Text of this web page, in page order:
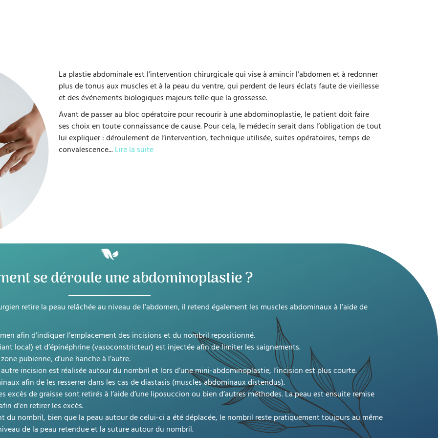
La plastie abdominale est l’intervention chirurgicale qui vise à amincir l’abdomen et à redonner
plus de tonus aux muscles et à la peau du ventre, qui perdent de leurs éclats faute de vieillesse
et des événements biologiques majeurs telle que la grossesse.
Avant de passer au bloc opératoire pour recourir à une abdominoplastie, le patient doit faire
ses choix en toute connaissance de cause. Pour cela, le médecin serait dans l’obligation de tout
lui expliquer : déroulement de l’intervention, technique utilisée, suites opératoires, temps de
convalescence... Lire la suite
se déroule une abdominoplastie ?
retire la peau relâchée au niveau de l’abdomen, il retend également les muscles abdominaux à l’aide de
afin d’indiquer l’emplacement des incisions et du nombril repositionné.
local) et d’épinéphrine (vasoconstricteur) est injectée afin de limiter les saignements.
pubienne, d’une hanche à l’autre.
incision est réalisée autour du nombril et lors d’une mini-abdominoplastie, l’incision est plus courte.
afin de les resserrer dans les cas de diastasis (muscles abdominaux distendus).
excès de graisse sont retirés à l’aide d’une liposuccion ou bien d’autres méthodes. La peau est ensuite remise
d’en retirer les excès.
du nombril, bien que la peau autour de celui-ci a été déplacée, le nombril reste pratiquement toujours au même
de la peau retendue et la suture autour du nombril.